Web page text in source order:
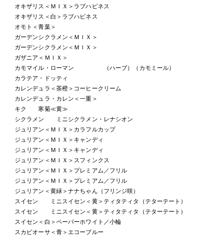
オキザリス＜ＭＩＸ＞ラブハピネス
オキザリス＜白＞ラブハピネス
オモト＜青葉＞
ガーデンシクラメン＜ＭＩＸ＞
ガーデンシクラメン＜ＭＩＸ＞
ガザニア＜ＭＩＸ＞
カモマイル・ローマン （ハーブ）（カモミール）
カラテア・ドッティ
カレンデュラ＜茶橙＞コーヒークリーム
カレンデュラ・カレン＜一重＞
キク 寒菊≪黄≫
シクラメン ミニシクラメン・レナシオン
ジュリアン＜ＭＩＸ＞カラフルカップ
ジュリアン＜ＭＩＸ＞キャンディ
ジュリアン＜ＭＩＸ＞キャンディ
ジュリアン＜ＭＩＸ＞スフィンクス
ジュリアン＜ＭＩＸ＞プレミアム／フリル
ジュリアン＜ＭＩＸ＞プレミアム／フリル
ジュリアン＜黄緑＞ナナちゃん（フリンジ咲）
スイセン ミニスイセン＜黄＞ティタティタ（テターテート）
スイセン ミニスイセン＜黄＞ティタティタ（テターテート）
スイセン＜白＞ペーパーホワイト／小輪
スカビオーサ＜青＞エコーブルー